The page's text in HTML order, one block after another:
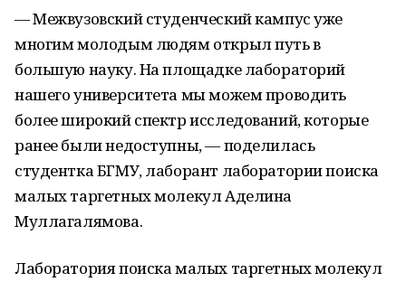
— Межвузовский студенческий кампус уже
многим молодым людям открыл путь в
большую науку. На площадке лабораторий
нашего университета мы можем проводить
более широкий спектр исследований, которые
ранее были недоступны, — поделилась
студентка БГМУ, лаборант лаборатории поиска
малых таргетных молекул Аделина
Муллагалямова.
Лаборатория поиска малых таргетных молекул